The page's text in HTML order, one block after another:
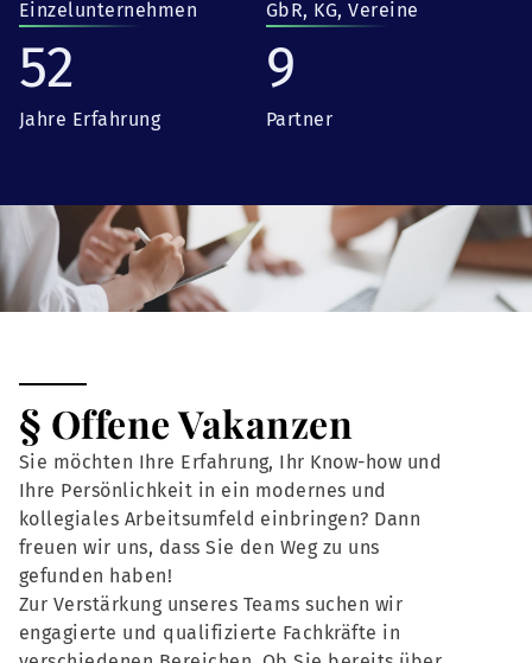
Einzelunternehmen GbR, KG, Vereine
52
Jahre Erfahrung
9
Partner
§ Offene Vakanzen
Sie möchten Ihre Erfahrung, Ihr Know-how und
Ihre Persönlichkeit in ein modernes und
kollegiales Arbeitsumfeld einbringen? Dann
freuen wir uns, dass Sie den Weg zu uns
gefunden haben!
Zur Verstärkung unseres Teams suchen wir
engagierte und qualifizierte Fachkräfte in